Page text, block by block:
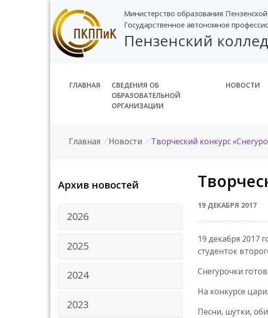
Министерство образования
Государственное автономное
Пензенский
ГЛАВНАЯ
СВЕДЕНИЯ ОБ
ОБРАЗОВАТЕЛЬНОЙ
ОРГАНИЗАЦИИ
НОВОСТИ
Главная / Новости / Творческий конкурс
Архив новостей
2026
2025
2024
2023
19 ДЕКАБРЯ 2017
19 декабря 2017
студенток
Снегурочки
На конкурсе
Песни, шутки,